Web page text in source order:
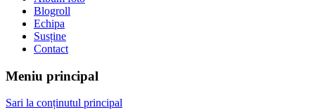
Blogroll
Echipa
Susține
Contact
Meniu principal
Sari la conținutul principal